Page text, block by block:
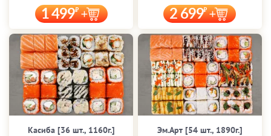
1 499 2 699
Касиба [36 шт., 1160г.] Эм.Арт [54 шт., 1890г.]